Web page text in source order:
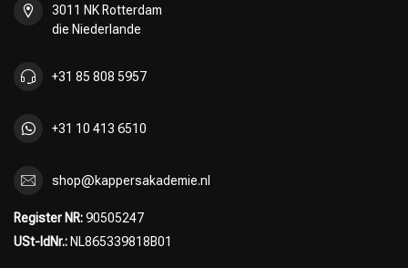
3011 NK Rotterdam
die Niederlande
+31 85 808 5957
+31 10 413 6510
shop@kappersakademie.nl
Register NR:90505247
USt-IdNr.: NL865339818B01